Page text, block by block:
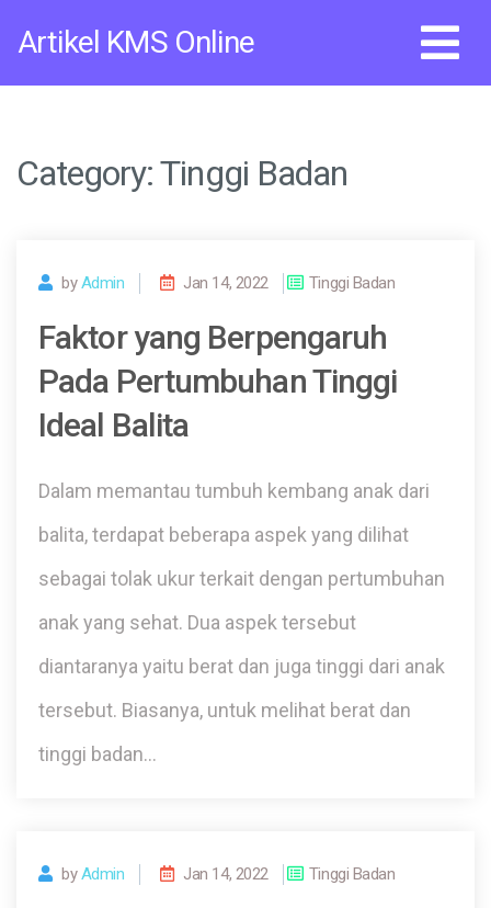
Artikel KMS Online
Category:Tinggi Badan
byAdmin Jan 14, 2022 Tinggi Badan
Faktor yang Berpengaruh
Pada Pertumbuhan Tinggi
Ideal Balita
Dalam memantau tumbuh kembang anak dari
balita, terdapat beberapa aspek yang dilihat
sebagai tolak ukur terkait dengan pertumbuhan
anak yang sehat. Dua aspek tersebut
diantaranya yaitu berat dan juga tinggi dari anak
tersebut. Biasanya, untuk melihat berat dan
tinggi badan…
byAdmin Jan 14, 2022 Tinggi Badan